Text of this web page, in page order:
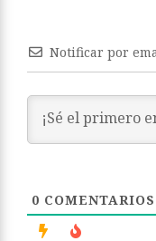
Notificar por
0 COMENTARIOS